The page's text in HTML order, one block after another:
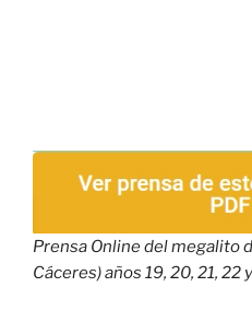
Prensa Online del megalito
Cáceres) años 19, 20, 21, 22